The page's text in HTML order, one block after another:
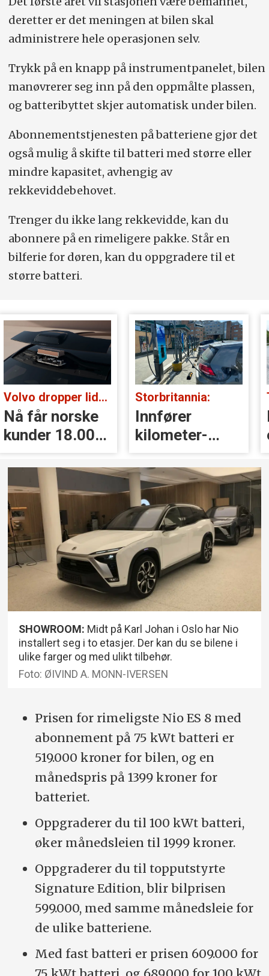
deretter er det meningen at bilen skal
administrere hele operasjonen selv.
Trykk på en knapp på instrumentpanelet, bilen
manøvrerer seg inn på den oppmålte plassen,
og batteribyttet skjer automatisk under bilen.
Abonnementstjenesten på batteriene gjør det
også mulig å skifte til batteri med større eller
mindre kapasitet, avhengig av
rekkeviddebehovet.
Trenger du ikke lang rekkevidde, kan du
abonnere på en rimeligere pakke. Står en
bilferie for døren, kan du oppgradere til et
større batteri.
Volvo dropper lidar for godt:
Nå får norske
kunder 18.000
kr i erstatning
Storbritannia:
Innfører
kilometer­
avgift for
elbiler
SHOWROOM: Midt på Karl Johan i Oslo har Nio
installert seg i to etasjer. Der kan du se bilene i
ulike farger og med ulikt tilbehør.
Foto: ØIVIND A. MONN-IVERSEN
Prisen for rimeligste Nio ES 8 med
abonnement på 75 kWt batteri er
519.000 kroner for bilen, og en
månedspris på 1399 kroner for
batteriet.
Oppgraderer du til 100 kWt batteri,
øker månedsleien til 1999 kroner.
Oppgraderer du til topputstyrte
Signature Edition, blir bilprisen
599.000, med samme månedsleie for
de ulike batteriene.
Med fast batteri er prisen 609.000 for